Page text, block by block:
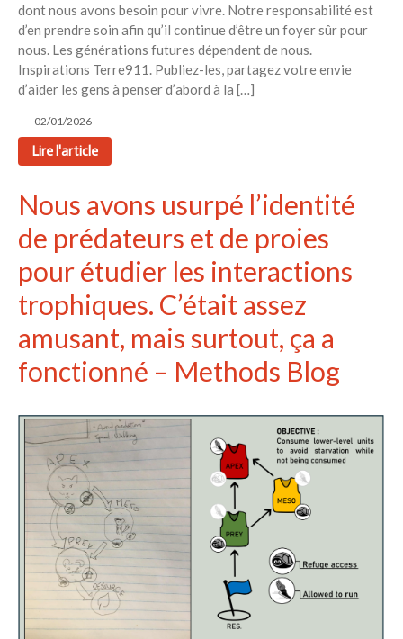
dont nous avons besoin pour vivre. Notre responsabilité est
d’en prendre soin afin qu’il continue d’être un foyer sûr pour
nous. Les générations futures dépendent de nous.
Inspirations Terre911. Publiez-les, partagez votre envie
d’aider les gens à penser d’abord à la […]
02/01/2026
Lire l'article
Nous avons usurpé l’identité
de prédateurs et de proies
pour étudier les interactions
trophiques. C’était assez
amusant, mais surtout, ça a
fonctionné – Methods Blog